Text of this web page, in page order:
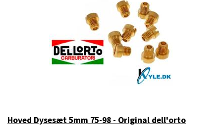
Hoved Dysesæt 5mm 75-98 - Original dell'orto